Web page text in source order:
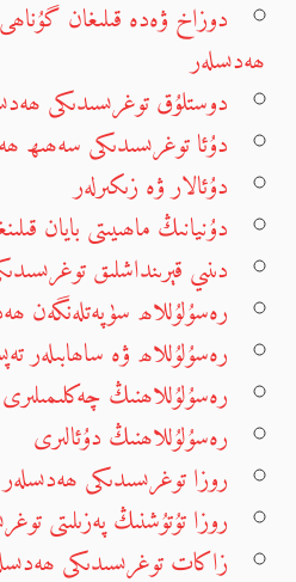
دوزاخ ۋەدە قىلىغان
ھەدىسلەر
دوستلۇق توغرىسىدىكى
دۇئا توغرىسىدىكى سەھىھ
دۇئالار ۋە زىكىرلەر
دۇنيانىڭ ماھىيىتى بايان
دىنىي قېرىنداشلىق
رەسۇلۇللاھ سۈپەتلەنگەن
رەسۇلۇللاھ ۋە ساھابىلەر
رەسۇلۇللاھنىڭ چەكلىمىلىرى
رەسۇلۇللاھنىڭ دۇئالىرى
روزا توغرىسىدىكى ھەدىسلەر
روزا تۇتۇشنىڭ پەزىلىتى
زاكات توغرىسىدىكى